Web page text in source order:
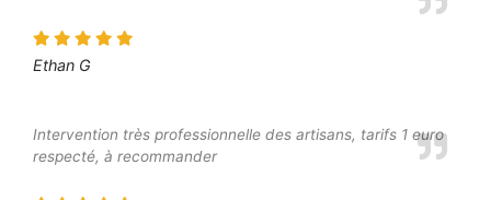
Ethan G
Intervention très professionnelle des artisans, tarifs 1 euro
respecté, à recommander